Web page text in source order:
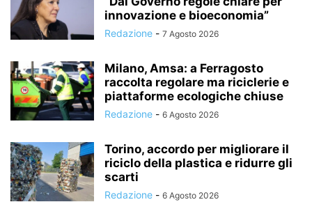
innovazione e bioeconomia”
Redazione - 7 Agosto 2026
Milano, Amsa: a Ferragosto
raccolta regolare ma riciclerie e
piattaforme ecologiche chiuse
Redazione - 6 Agosto 2026
Torino, accordo per migliorare il
riciclo della plastica e ridurre gli
scarti
Redazione - 6 Agosto 2026